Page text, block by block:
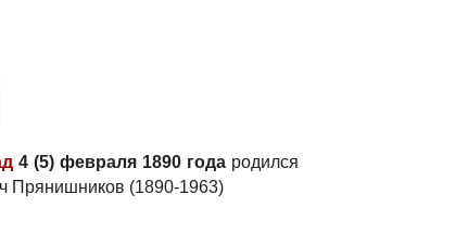
4 (5) февраля 1890 года родился
Прянишников (1890-1963)